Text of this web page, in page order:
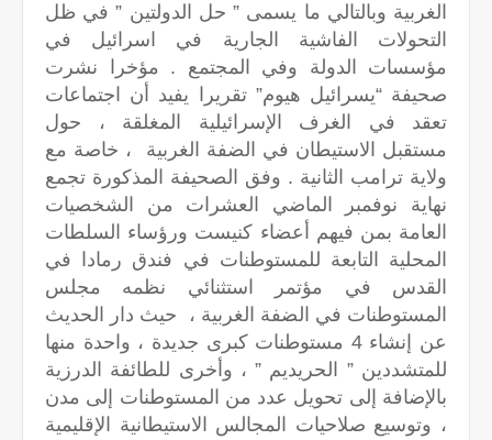
الغربية وبالتالي ما يسمى ” حل الدولتين ” في ظل
التحولات الفاشية الجارية في اسرائيل في
مؤسسات الدولة وفي المجتمع . مؤخرا نشرت
صحيفة “يسرائيل هيوم” تقريرا يفيد أن اجتماعات
تعقد في الغرف الإسرائيلية المغلقة ، حول
مستقبل الاستيطان في الضفة الغربية ، خاصة مع
ولاية ترامب الثانية . وفق الصحيفة المذكورة تجمع
نهاية نوفمبر الماضي العشرات من الشخصيات
العامة بمن فيهم أعضاء كنيست ورؤساء السلطات
المحلية التابعة للمستوطنات في فندق رمادا في
القدس في مؤتمر استثنائي نظمه مجلس
المستوطنات في الضفة الغربية ، حيث دار الحديث
عن إنشاء 4 مستوطنات كبرى جديدة ، واحدة منها
للمتشددين ” الحريديم ” ، وأخرى للطائفة الدرزية
بالإضافة إلى تحويل عدد من المستوطنات إلى مدن
، وتوسيع صلاحيات المجالس الاستيطانية الإقليمية